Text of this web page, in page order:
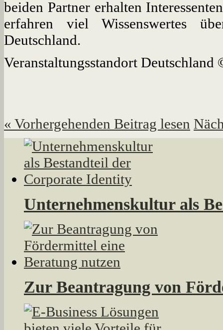
beiden Partner erhalten
erfahren viel Wissenswertes
Deutschland.
Veranstaltungsstandort
« Vorhergehenden Beitrag lesen
Unternehmenskultur als
Zur Beantragung von